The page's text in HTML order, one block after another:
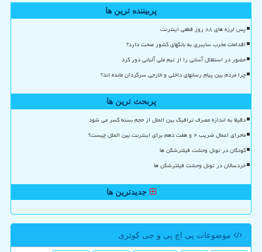
پربیننده ترین ها
پس لرزه های ۸۸ روز قطعی اینترنت
اقدامات مخرب سایبری به بانکهای کشور صحت دارد؟
حضور در استقلال آسانی را از تیم ملی آلبانی دور کرد
چرا مردم بین پیام رسانهای داخلی و خارجی سرگردان مانده اند؟
پربحث ترین ها
دقیقا به اندازه مصرف ترافیک بین الملل از حجم بسته کسر می شود
ماجرای اعمال ضریب ۲ و هفت دهم برای اینترنت بین الملل چیست؟
کودکان در تونل وحشت فیلترشکن ها
خردسالان در تونل وحشت فیلترشکن ها
جدیدترین ها
موضوعات پی اچ پی و جی كوئری